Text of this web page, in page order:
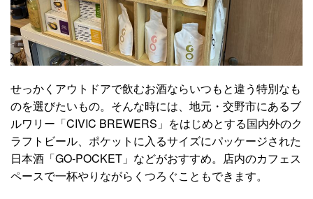
せっかくアウトドアで飲むお酒ならいつもと違う特別なも
のを選びたいもの。そんな時には、地元・交野市にあるブ
ルワリー「CIVIC BREWERS」をはじめとする国内外のク
ラフトビール、ポケットに入るサイズにパッケージされた
日本酒「GO-POCKET」などがおすすめ。店内のカフェス
ペースで一杯やりながらくつろぐこともできます。